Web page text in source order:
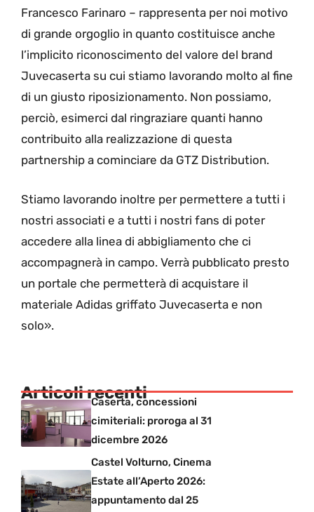
Francesco Farinaro – rappresenta per noi motivo
di grande orgoglio in quanto costituisce anche
l’implicito riconoscimento del valore del brand
Juvecaserta su cui stiamo lavorando molto al fine
di un giusto riposizionamento. Non possiamo,
perciò, esimerci dal ringraziare quanti hanno
contribuito alla realizzazione di questa
partnership a cominciare da GTZ Distribution.
Stiamo lavorando inoltre per permettere a tutti i
nostri associati e a tutti i nostri fans di poter
accedere alla linea di abbigliamento che ci
accompagnerà in campo. Verrà pubblicato presto
un portale che permetterà di acquistare il
materiale Adidas griffato Juvecaserta e non
solo».
Articoli recenti
Caserta, concessioni
cimiteriali: proroga al 31
dicembre 2026
Castel Volturno, Cinema
Estate all’Aperto 2026:
appuntamento dal 25